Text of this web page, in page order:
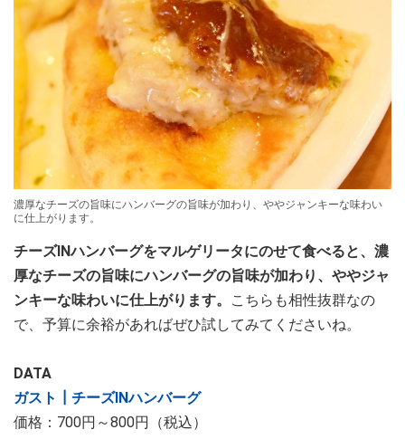
濃厚なチーズの旨味にハンバーグの旨味が加わり、ややジャンキーな味わい
に仕上がります。
チーズINハンバーグをマルゲリータにのせて食べると、濃
厚なチーズの旨味にハンバーグの旨味が加わり、ややジャ
ンキーな味わいに仕上がります。
こちらも相性抜群なの
で、予算に余裕があればぜひ試してみてくださいね。
DATA
ガスト┃チーズINハンバーグ
価格：700円～800円（税込）